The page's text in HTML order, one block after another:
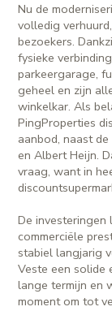
Nu de
volledig
bezoekers.
fysieke
parkeergarage,
geheel en zijn
winkelkar. Als
PingProperties
aanbod, naast
en Albert Heijn.
vraag, want in
De investeringen
commerciële
stabiel langjarig
Veste een solide
lange termijn en
moment om tot